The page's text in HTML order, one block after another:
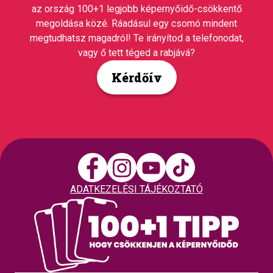
az ország 100+1 legjobb képernyőidő-csökkentő
megoldása közé. Ráadásul egy csomó mindent
megtudhatsz magadról! Te irányítod a telefonodat,
vagy ő tett téged a rabjává?
Kérdőív
ADATKEZELÉSI TÁJÉKOZTATÓ